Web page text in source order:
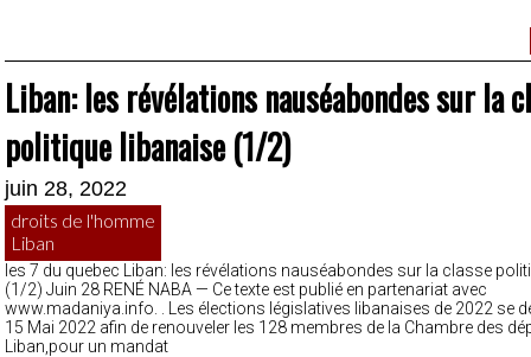
Liban: les révélations nauséabondes sur la
politique libanaise (1/2)
juin 28, 2022
droits de l'homme
Liban
les 7 du quebec Liban: les révélations nauséabondes sur la classe
(1/2) Juin 28 RENÉ NABA — Ce texte est publié en partenariat avec
www.madaniya.info. . Les élections législatives libanaises de 2022 se
15 Mai 2022 afin de renouveler les 128 membres de la Chambre des
Liban,pour un mandat